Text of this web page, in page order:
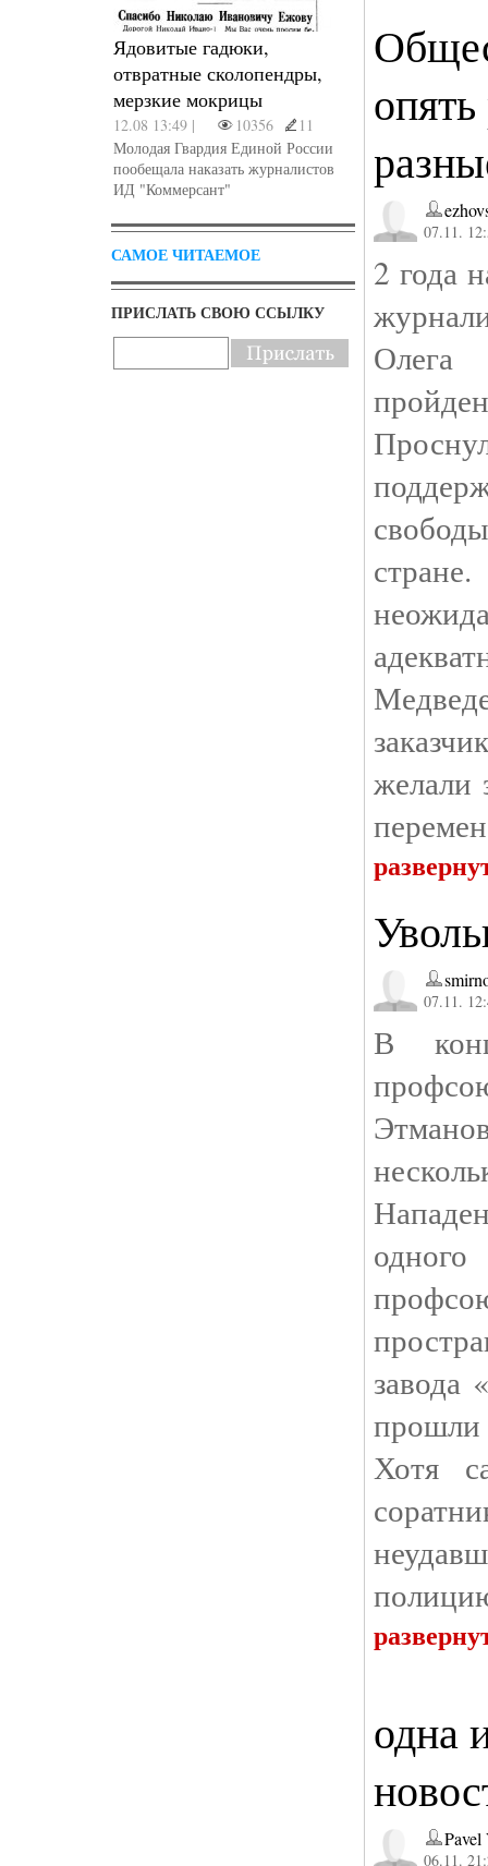
Ядовитые гадюки,
отвратные сколопендры,
мерзкие мокрицы
12.08 13:49 | 10356
11
Молодая Гвардия Единой России
пообещала наказать журналистов
ИД "Коммерсант"
САМОЕ ЧИТАЕМОЕ
ПРИСЛАТЬ СВОЮ ССЫЛКУ
07.11.
2 года
желали
07.11.
В
завода
прошли
Хотя
одна
06.11.